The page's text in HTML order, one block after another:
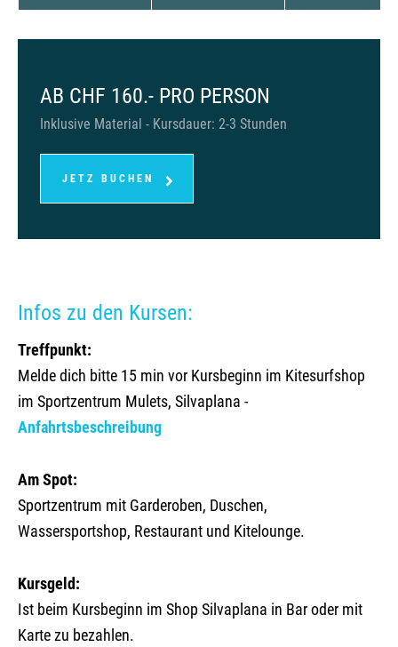
AB CHF 160.- PRO PERSON
Inklusive Material - Kursdauer: 2-3 Stunden
JETZ BUCHEN
Infos zu den Kursen:
Treffpunkt:
Melde dich bitte 15 min vor Kursbeginn im Kitesurfshop
im Sportzentrum Mulets, Silvaplana -
Anfahrtsbeschreibung
Am Spot:
Sportzentrum mit Garderoben, Duschen,
Wassersportshop, Restaurant und Kitelounge.
Kursgeld:
Ist beim Kursbeginn im Shop Silvaplana in Bar oder mit
Karte zu bezahlen.